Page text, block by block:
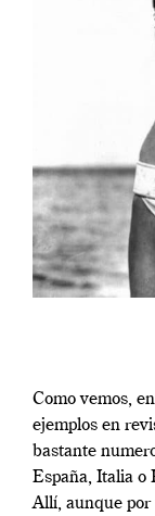
Como vemos,
ejemplos en
bastante
España, Italia o
Allí, aunque por